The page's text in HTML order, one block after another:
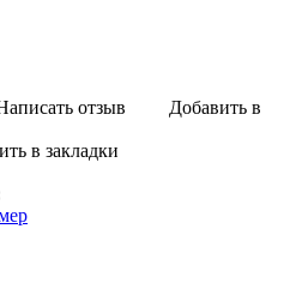
отзыв
Добавить в
в закладки